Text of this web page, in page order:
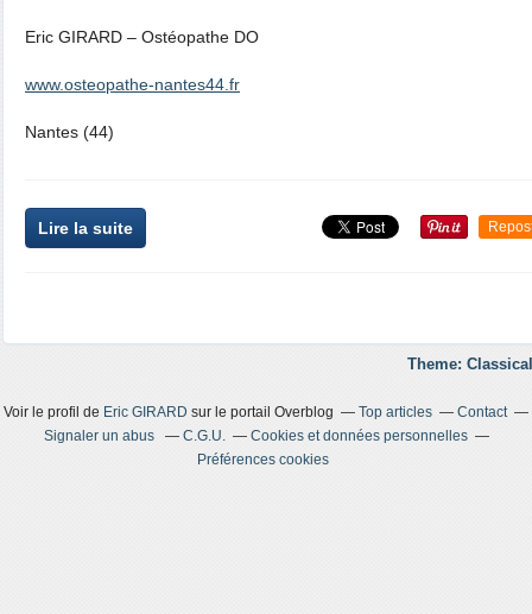
Eric GIRARD – Ostéopathe DO
www.osteopathe-nantes44.fr
Nantes (44)
Lire la suite
Theme:
Voir le profil de Eric GIRARD sur le portail Overblog Top articles
Contact
Signaler un abus
C.G.U.
Cookies et données personnelles
Préférences cookies